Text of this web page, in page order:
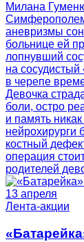
Милана
аневризмы
больнице ей
лопнувший
на
в черепе
Девочка
боли, остро
и память
нейрохирурги
костный
операция
родителей
13 апреля
Лента-акции